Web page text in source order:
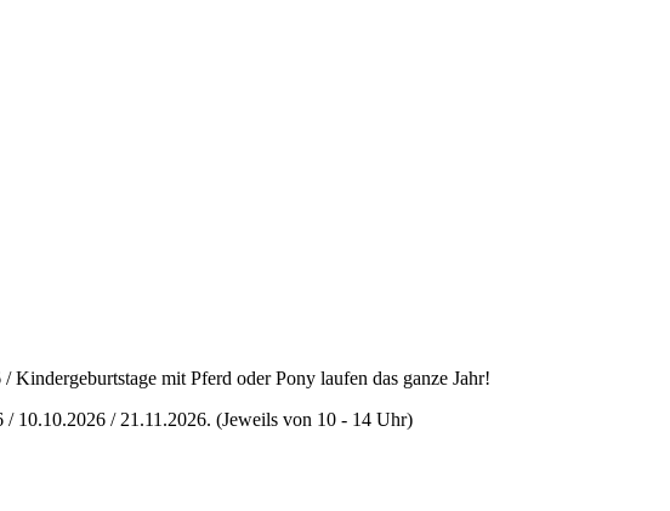
mit Pferd oder Pony laufen das ganze Jahr!
10.10.2026 / 21.11.2026. (Jeweils von 10 - 14 Uhr)